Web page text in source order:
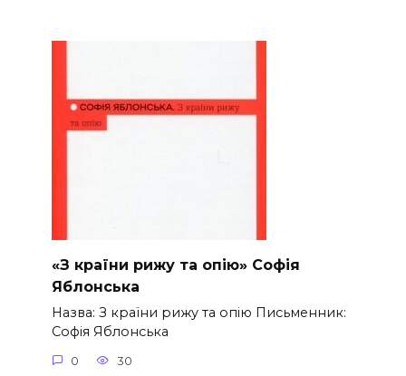
«З країни рижу та опію» Софія
Яблонська
Назва: З країни рижу та опію Письменник:
Софія Яблонська
0 30